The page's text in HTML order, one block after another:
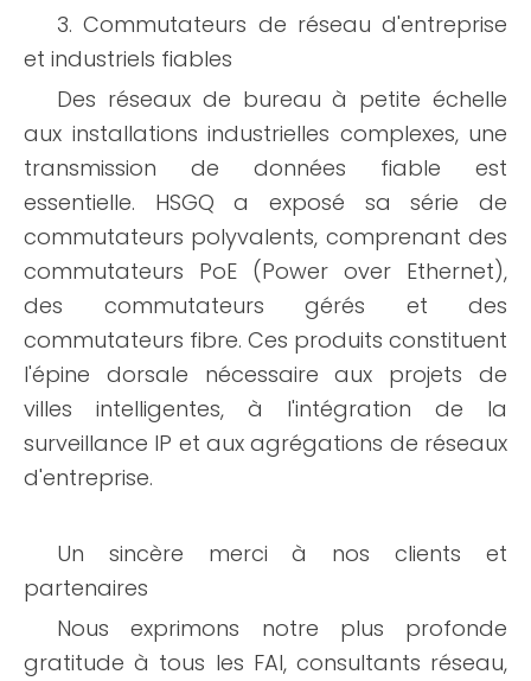
3. Commutateurs de réseau d'entreprise
et industriels fiables
Des réseaux de bureau à petite échelle
aux installations industrielles complexes, une
transmission de données fiable est
essentielle. HSGQ a exposé sa série de
commutateurs polyvalents, comprenant des
commutateurs PoE (Power over Ethernet),
des commutateurs gérés et des
commutateurs fibre. Ces produits constituent
l'épine dorsale nécessaire aux projets de
villes intelligentes, à l'intégration de la
surveillance IP et aux agrégations de réseaux
d'entreprise.
Un sincère merci à nos clients et
partenaires
Nous exprimons notre plus profonde
gratitude à tous les FAI, consultants réseau,